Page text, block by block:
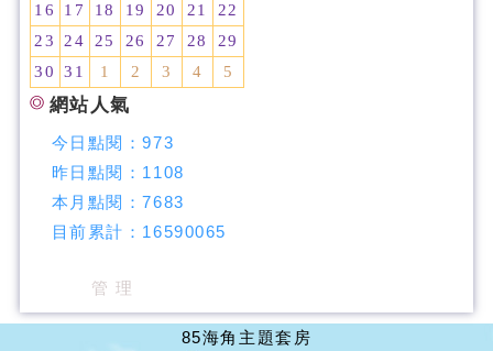
16
17 18 19 20 21
22
23
24 25 26 27 28
29
30
31 1 2 3 4 5
網站人氣
今日點閱：973
昨日點閱： 1108
本月點閱：7683
目前累計： 16590065
管 理
85海角主題套房